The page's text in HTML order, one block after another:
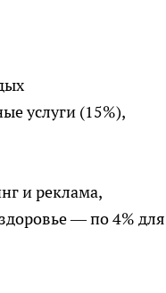
услуги (15%),
и реклама,
— по 4% для